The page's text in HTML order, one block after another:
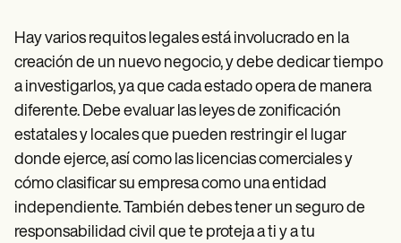
Hay varios requitos legales está involucrado en la
creación de un nuevo negocio, y debe dedicar tiempo
a investigarlos, ya que cada estado opera de manera
diferente. Debe evaluar las leyes de zonificación
estatales y locales que pueden restringir el lugar
donde ejerce, así como las licencias comerciales y
cómo clasificar su empresa como una entidad
independiente. También debes tener un seguro de
responsabilidad civil que te proteja a ti y a tu